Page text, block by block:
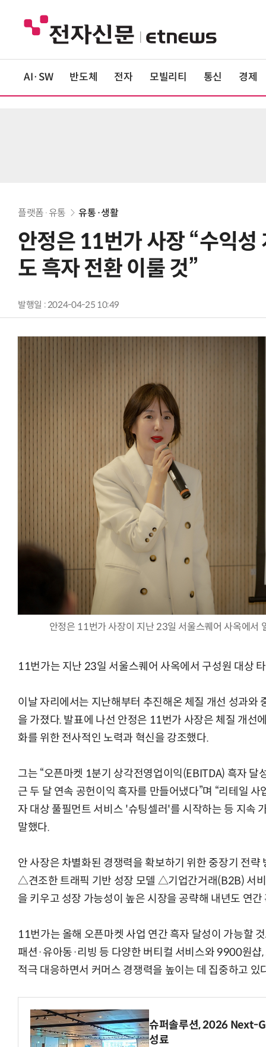
AI·SW 반도체 전자 모빌리티 통신 경제
플랫폼·유통 유통·생활
안정은 11번가 사장 “수익
도 흑자 전환 이룰 것”
발행일 : 2024-04-25 10:49
안정은 11번가 사장이 지난 23일 서울스퀘어 사옥에서
11번가는 지난 23일 서울스퀘어 사옥에서 구성원 대상
이날 자리에서는 지난해부터 추진해온 체질 개선 성과와
을 가졌다. 발표에 나선 안정은 11번가 사장은 체질 개선
화를 위한 전사적인 노력과 혁신을 강조했다.
그는 “오픈마켓 1분기 상각전영업이익(EBITDA) 흑자 달
근 두 달 연속 공헌이익 흑자를 만들어냈다”며 “리테일
자 대상 풀필먼트 서비스 '슈팅셀러'를 시작하는 등 지속
말했다.
안 사장은 차별화된 경쟁력을 확보하기 위한 중장기 전
△견조한 트래픽 기반 성장 모델 △기업간거래(B2B) 서
을 키우고 성장 가능성이 높은 시장을 공략해 내년도 연
11번가는 올해 오픈마켓 사업 연간 흑자 달성이 가능할
패션·유아동·리빙 등 다양한 버티컬 서비스와 9900원샵
적극 대응하면서 커머스 경쟁력을 높이는 데 집중하고 있
슈퍼솔루션, 2026 Next-
성료